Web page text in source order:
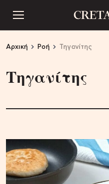
Αρχική Ροή Τηγανίτης
Τηγανίτης